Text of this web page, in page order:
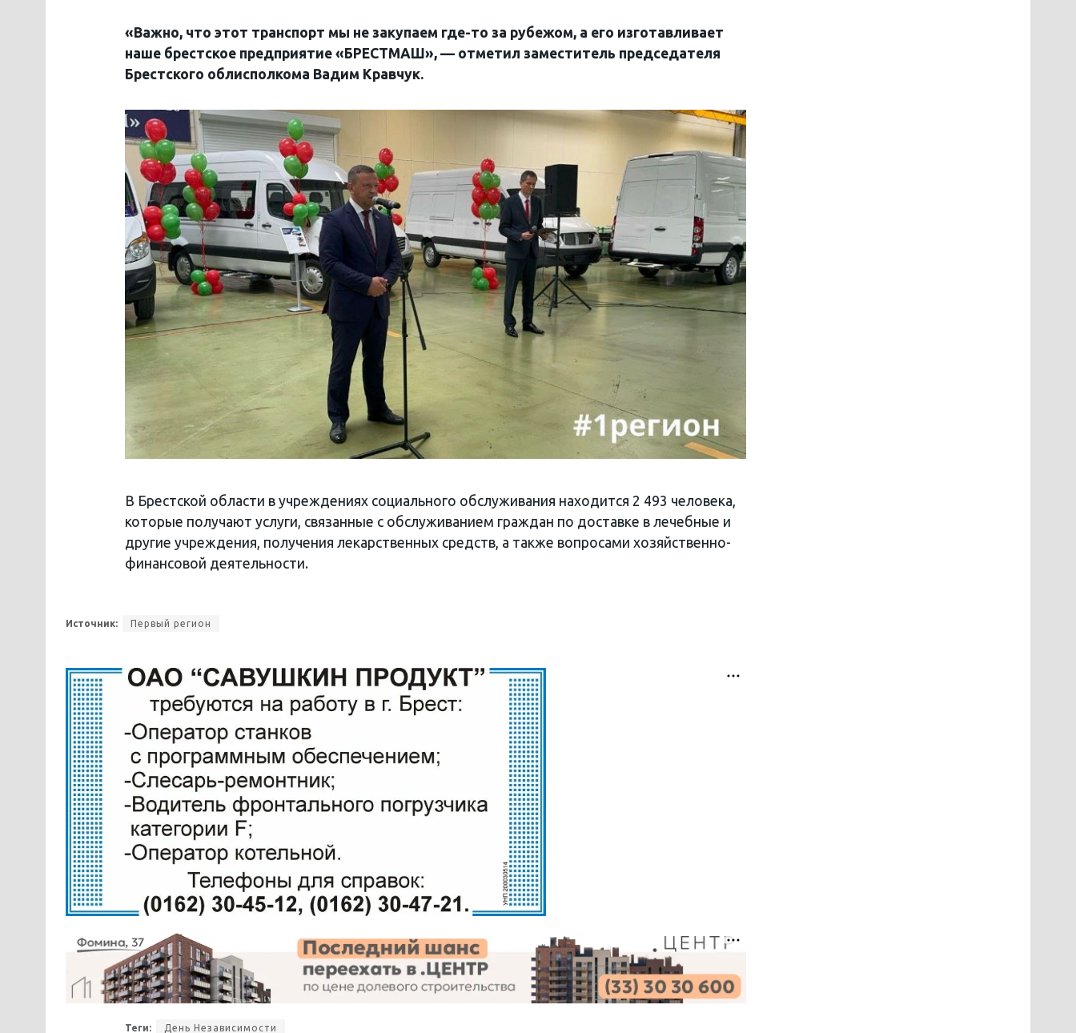
«Важно, что этот транспорт мы не закупаем где-то за рубежом, а его изготавливает
наше брестское предприятие «БРЕСТМАШ», — отметил заместитель председателя
Брестского облисполкома Вадим Кравчук.
В Брестской области в учреждениях социального обслуживания находится 2 493 человека,
которые получают услуги, связанные с обслуживанием граждан по доставке в лечебные и
другие учреждения, получения лекарственных средств, а также вопросами хозяйственно-
финансовой деятельности.
Источник: Первый регион
Теги: День Независимости